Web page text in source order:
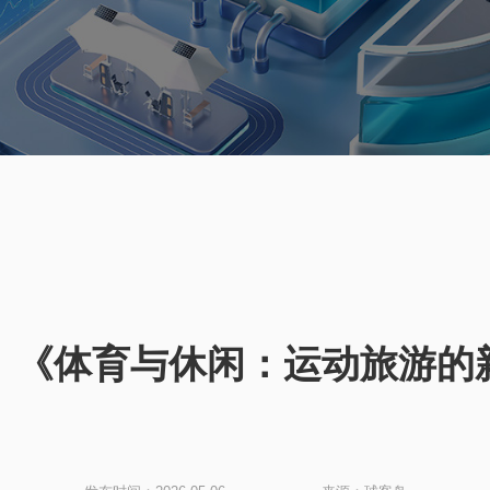
《体育与休闲：运动旅游的